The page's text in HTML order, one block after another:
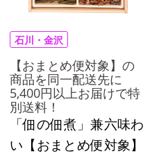
石川・金沢
【おまとめ便対象】の
商品を同一配送先に
5,400円以上お届けで特
別送料！
「佃の佃煮」兼六味わ
い【おまとめ便対象】